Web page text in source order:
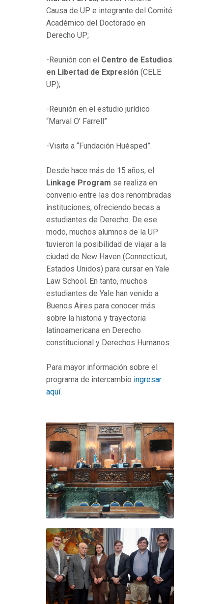
Causa de UP e integrante del Comité
Académico del Doctorado en
Derecho UP;
-Reunión con el Centro de Estudios
en Libertad de Expresión (CELE
UP);
-Reunión en el estudio jurídico
“Marval O’ Farrell”
-Visita a “Fundación Huésped”.
Desde hace más de 15 años, el
Linkage Program se realiza en
convenio entre las dos renombradas
instituciones, ofreciendo becas a
estudiantes de Derecho. De ese
modo, muchos alumnos de la UP
tuvieron la posibilidad de viajar a la
ciudad de New Haven (Connecticut,
Estados Unidos) para cursar en Yale
Law School. En tanto, muchos
estudiantes de Yale han venido a
Buenos Aires para conocer más
sobre la historia y trayectoria
latinoamericana en Derecho
constitucional y Derechos Humanos.
Para mayor información sobre el
programa de intercambio ingresar
aquí.